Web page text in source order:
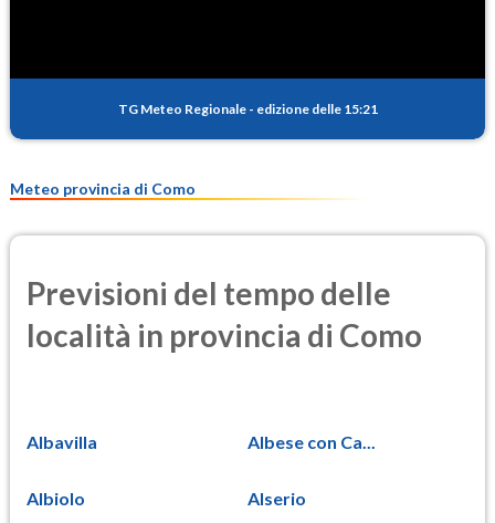
TG Meteo Regionale - edizione delle 15:21
Meteo provincia di Como
Previsioni del tempo delle
località in provincia di Como
Albavilla Albese con Ca...
Albiolo Alserio